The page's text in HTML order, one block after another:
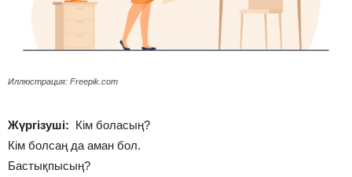
Иллюстрация: Freepik.com
Жүргізуші: Кім боласың?
Кім болсаң да аман бол.
Бастықпысың?